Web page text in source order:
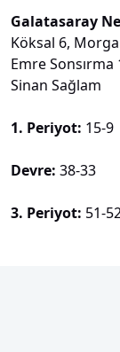
Galatasaray
Köksal 6,
Emre
Sinan Sağlam
1. Periyot: 15-9
Devre: 38-33
3. Periyot: 51-